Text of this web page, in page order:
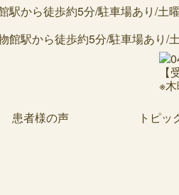
から徒歩約5分/駐車場あり/土
※
患者様の声 トピッ